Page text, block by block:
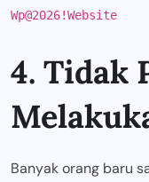
Wp@2026!Website
4. Tidak
Banyak orang baru